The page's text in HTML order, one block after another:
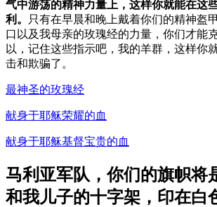
气中游荡的精神力量上，这样你就能在这
利。
只有在早晨和晚上戴着你们的精神盔
口以及我母亲的玫瑰经的力量，你们才能
以，记住这些指示吧，我的羊群，这样你
击和欺骗了。
最神圣的玫瑰经
献身于耶稣荣耀的血
献身于耶稣基督宝贵的血
马利亚军队，你们的旗帜将
和我儿子的十字架，印在白